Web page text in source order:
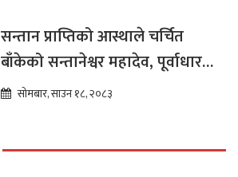
सन्तान प्राप्तिको आस्थाले चर्चित
बाँकेको सन्तानेश्वर महादेव, पूर्वाधार
विकासको पर्खाइमा
सोमबार, साउन १८, २०८३